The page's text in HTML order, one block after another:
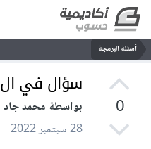
أسئلة البرمجة
0
سؤال في ال FlexBox
بواسطة محمد جاد
28 سبتمبر 2022